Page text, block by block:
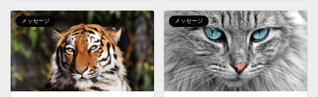
メッセージ メッセージ